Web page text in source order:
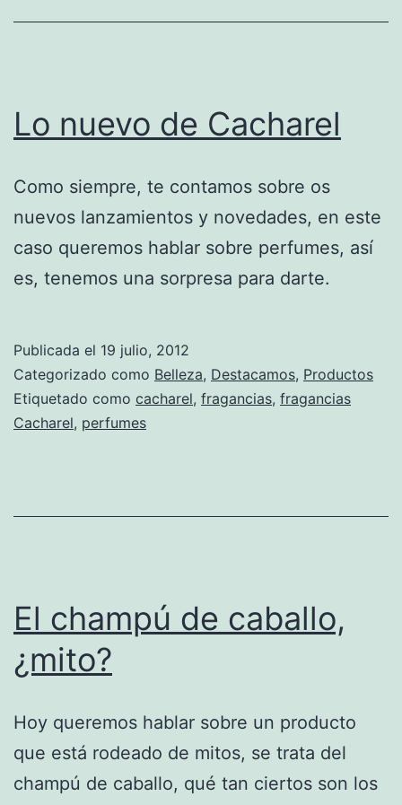
Lo nuevo de Cacharel
Como siempre, te contamos sobre os
nuevos lanzamientos y novedades, en este
caso queremos hablar sobre perfumes, así
es, tenemos una sorpresa para darte.
Publicada el 19 julio, 2012
Categorizado como Belleza, Destacamos, Productos
Etiquetado como cacharel, fragancias, fragancias
Cacharel, perfumes
El champú de caballo,
¿mito?
Hoy queremos hablar sobre un producto
que está rodeado de mitos, se trata del
champú de caballo, qué tan ciertos son los